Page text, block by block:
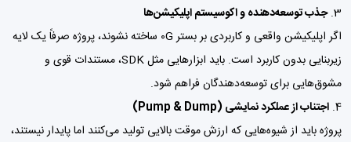
جذب توسعه‌دهنده و اکوسیستم اپلیکیشن‌ها
اگر اپلیکیشن واقعی و کاربردی بر بستر ۰G ساخته نشوند، پروژه صرفاً یک لایه
زیربنایی بدون کاربرد است. باید ابزارهایی مثل SDK، مستندات قوی و
مشوق‌هایی برای توسعه‌دهندگان فراهم شود.
اجتناب از عملکرد نمایشی (Pump & Dump)
پروژه باید از شیوه‌هایی که ارزش موقت بالایی تولید می‌کنند اما پایدار نیستند،